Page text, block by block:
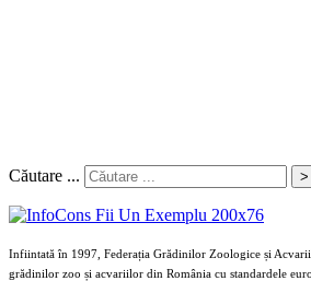
Căutare ... >
Infiintată în 1997, Federația Grădinilor Zoologice și
grădinilor zoo și acvariilor din România cu standardele